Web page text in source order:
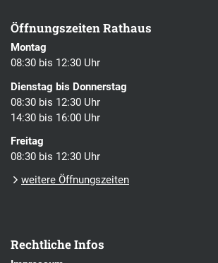
Öffnungszeiten Rathaus
Montag
08:30 bis 12:30 Uhr
Dienstag bis Donnerstag
08:30 bis 12:30 Uhr
14:30 bis 16:00 Uhr
Freitag
08:30 bis 12:30 Uhr
weitere Öffnungszeiten
Rechtliche Infos